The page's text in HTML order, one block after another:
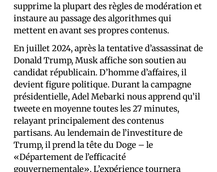
supprime la plupart des règles de modération et
instaure au passage des algorithmes qui
mettent en avant ses propres contenus.
En juillet 2024, après la tentative d’assassinat de
Donald Trump, Musk affiche son soutien au
candidat républicain. D’homme d’affaires, il
devient figure politique. Durant la campagne
présidentielle, Adel Mebarki nous apprend qu’il
tweete en moyenne toutes les 27 minutes,
relayant principalement des contenus
partisans. Au lendemain de l’investiture de
Trump, il prend la tête du Doge – le
«Département de l’efficacité
gouvernementale». L’expérience tournera